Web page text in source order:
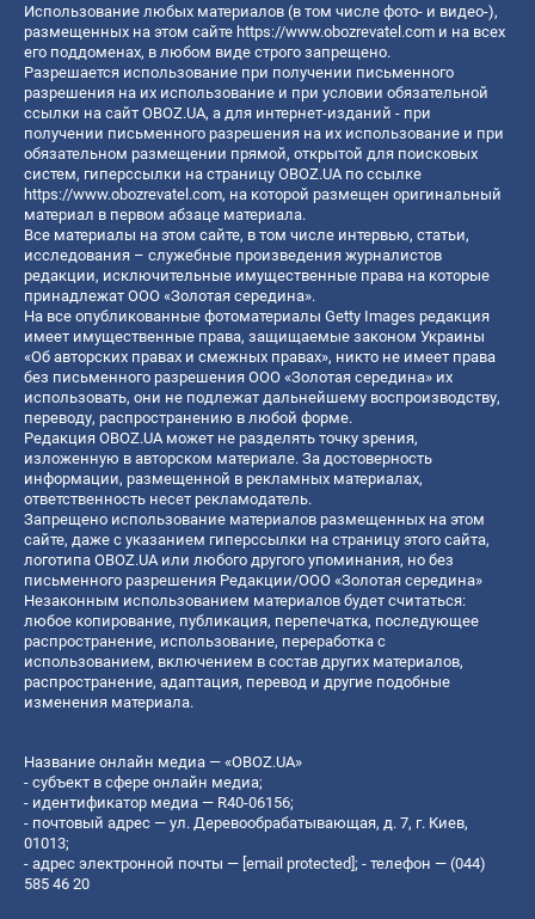
Использование любых материалов (в том числе фото- и видео-),
размещенных на этом сайте https://www.obozrevatel.com и на всех
его поддоменах, в любом виде строго запрещено.
Разрешается использование при получении письменного
разрешения на их использование и при условии обязательной
ссылки на сайт OBOZ.UA, а для интернет-изданий - при
получении письменного разрешения на их использование и при
обязательном размещении прямой, открытой для поисковых
систем, гиперссылки на страницу OBOZ.UA по ссылке
https://www.obozrevatel.com, на которой размещен оригинальный
материал в первом абзаце материала.
Все материалы на этом сайте, в том числе интервью, статьи,
исследования – служебные произведения журналистов
редакции, исключительные имущественные права на которые
принадлежат ООО «Золотая середина».
На все опубликованные фотоматериалы Getty Images редакция
имеет имущественные права, защищаемые законом Украины
«Об авторских правах и смежных правах», никто не имеет права
без письменного разрешения ООО «Золотая середина» их
использовать, они не подлежат дальнейшему воспроизводству,
переводу, распространению в любой форме.
Редакция OBOZ.UA может не разделять точку зрения,
изложенную в авторском материале. За достоверность
информации, размещенной в рекламных материалах,
ответственность несет рекламодатель.
Запрещено использование материалов размещенных на этом
сайте, даже с указанием гиперссылки на страницу этого сайта,
логотипа OBOZ.UA или любого другого упоминания, но без
письменного разрешения Редакции/ООО «Золотая середина»
Незаконным использованием материалов будет считаться:
любое копирование, публикация, перепечатка, последующее
распространение, использование, переработка с
использованием, включением в состав других материалов,
распространение, адаптация, перевод и другие подобные
изменения материала.
Название онлайн медиа — «OBOZ.UA»
- субъект в сфере онлайн медиа;
- идентификатор медиа — R40-06156;
- почтовый адрес — ул. Деревообрабатывающая, д. 7, г. Киев,
01013;
- адрес электронной почты — [email protected]; - телефон — (044)
585 46 20